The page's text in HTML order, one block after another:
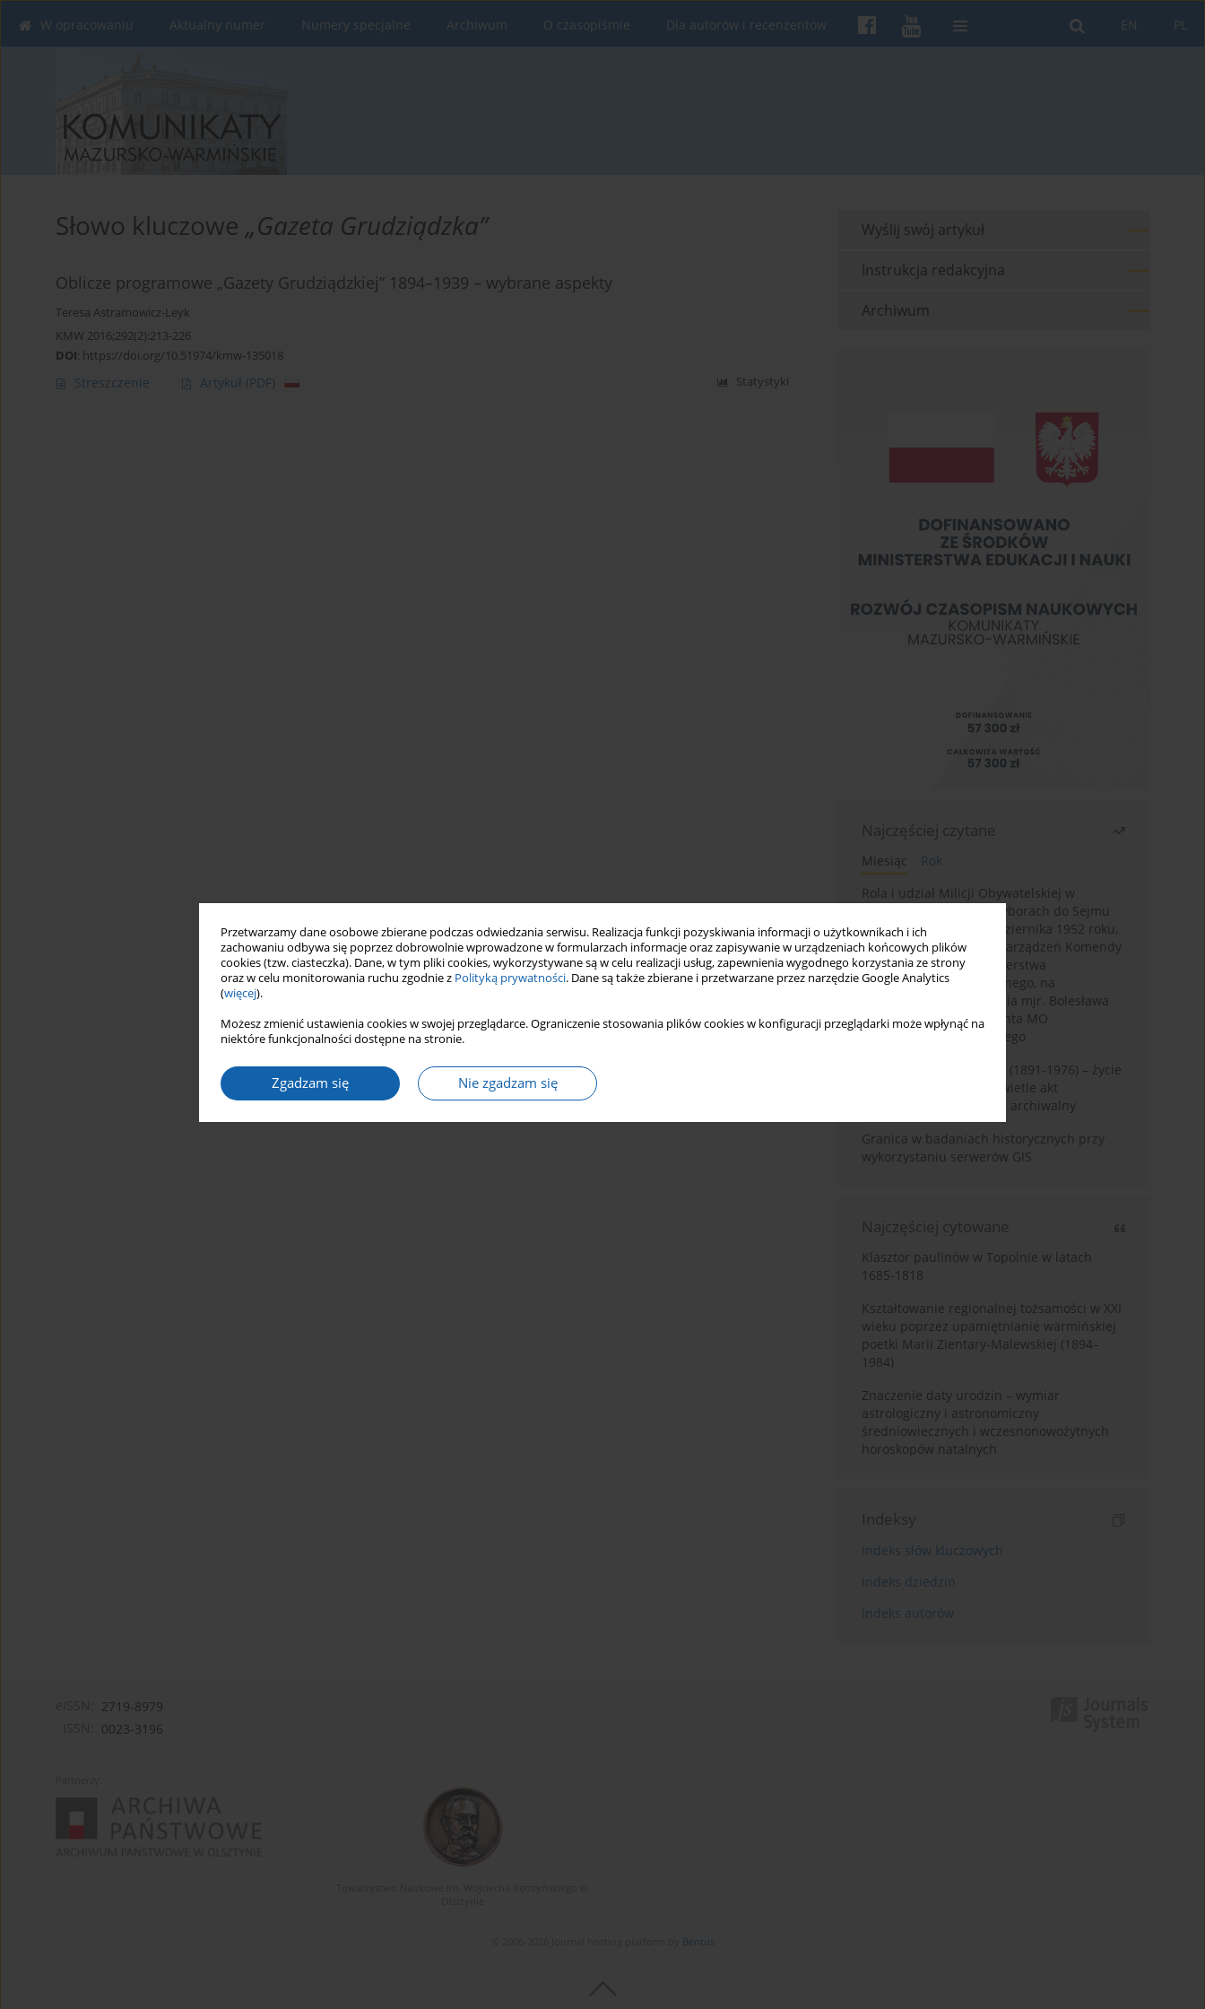
Przetwarzamy dane osobowe zbierane podczas odwiedzania serwisu. Realizacja funkcji pozyskiwania informacji o użytkownikach i ich
zachowaniu odbywa się poprzez dobrowolnie wprowadzone w formularzach informacje oraz zapisywanie w urządzeniach końcowych plików
cookies (tzw. ciasteczka). Dane, w tym pliki cookies, wykorzystywane są w celu realizacji usług, zapewnienia wygodnego korzystania ze strony
oraz w celu monitorowania ruchu zgodnie z Polityką prywatności. Dane są także zbierane i przetwarzane przez narzędzie Google Analytics
(więcej).
Możesz zmienić ustawienia cookies w swojej przeglądarce. Ograniczenie stosowania plików cookies w konfiguracji przeglądarki może wpłynąć na
niektóre funkcjonalności dostępne na stronie.
Zgadzam się Nie zgadzam się
PL
EN
W opracowaniu Aktualny numer Numery specjalne Archiwum O czasopiśmie Dla autorów i recenzentów
Słowo kluczowe „Gazeta Grudziądzka”
Oblicze programowe „Gazety Grudziądzkiej” 1894–1939 – wybrane aspekty
Teresa Astramowicz-Leyk
KMW 2016;292(2):213-226
DOI: https://doi.org/10.51974/kmw-135018
Streszczenie Artykuł (PDF) Statystyki
Wyślij swój artykuł
Instrukcja redakcyjna
Archiwum
Najczęściej czytane
Miesiąc
Rok
Rola i udział Milicji Obywatelskiej w
kampanii wyborczej i wyborach do Sejmu
PRL I kadencji z 26 października 1952 roku,
w świetle wytycznych i zarządzeń Komendy
Głównej MO oraz Ministerstwa
Bezpieczeństwa Publicznego, na
przykładzie sprawozdania mjr. Bolesława
Wyszyńskiego komendanta MO
województwa olsztyńskiego
Zygmunt Tadeusz Robel (1891-1976) – życie
i kariera zawodowa w świetle akt
osobowych. Rekonesans archiwalny
Granica w badaniach historycznych przy
wykorzystaniu serwerów GIS
Najczęściej cytowane
Klasztor paulinów w Topolnie w latach
1685-1818
Kształtowanie regionalnej tożsamości w XXI
wieku poprzez upamiętnianie warmińskiej
poetki Marii Zientary-Malewskiej (1894–
1984)
Znaczenie daty urodzin – wymiar
astrologiczny i astronomiczny
średniowiecznych i wczesnonowożytnych
horoskopów natalnych
Indeksy
Indeks słów kluczowych
Indeks dziedzin
Indeks autorów
2719-8979
0023-3196
Bentus